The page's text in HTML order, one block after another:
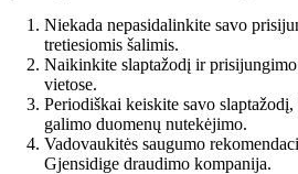
Niekada nepasidalinkite savo
tretiesiomis šalimis.
Naikinkite slaptažodį ir prisijungimo
vietose.
Periodiškai keiskite savo
galimo duomenų nutekėjimo.
Vadovaukitės saugumo
Gjensidige draudimo kompanija.